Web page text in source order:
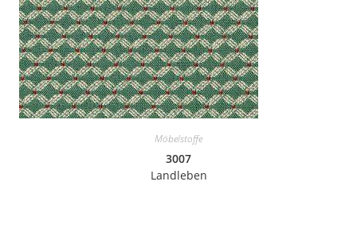
Möbelstoffe
3007
Landleben